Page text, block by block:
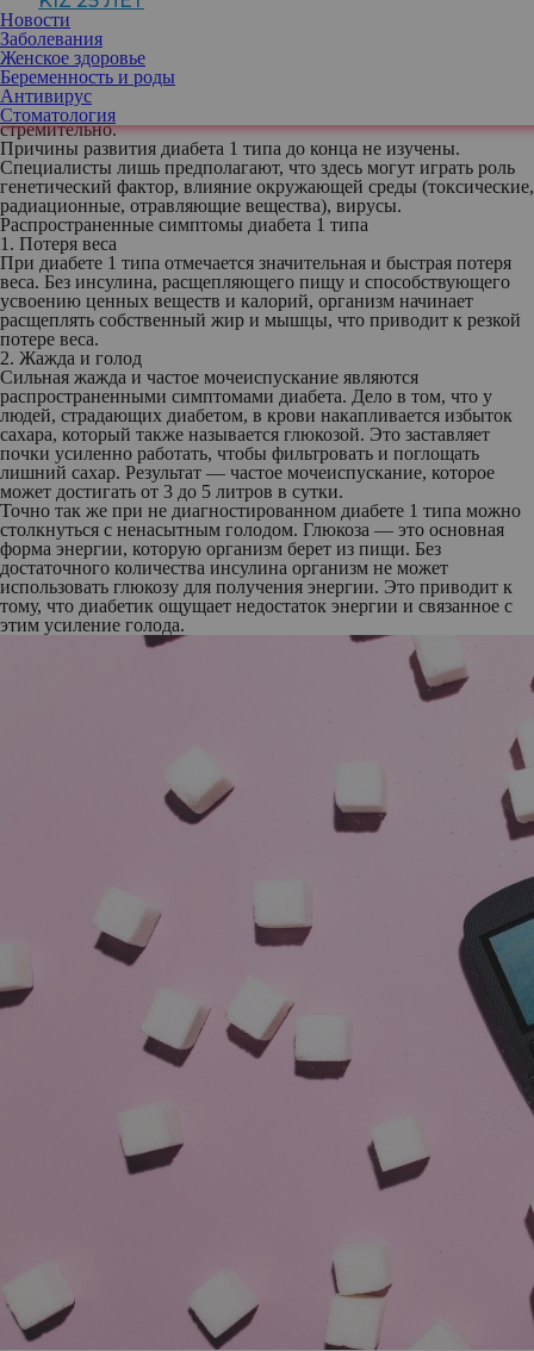
Новости
Заболевания
Женское здоровье
Беременность и роды
Антивирус
Стоматология
необходимого уровня этого важного гормона.
Важно, чтобы люди всех возрастов знали симптомы диабета 1
типа. Специалисты утверждают, что бывают случаи, когда
человек считает, что у него анорексия, ипохондрия, депрессия,
вирус, но на самом деле все дело в сахаре. И здесь важно не
терять время, так как этот тип диабета, как правило, развивается
стремительно.
Причины развития диабета 1 типа до конца не изучены.
Специалисты лишь предполагают, что здесь могут играть роль
генетический фактор, влияние окружающей среды (токсические,
радиационные, отравляющие вещества), вирусы.
Распространенные симптомы диабета 1 типа
1. Потеря веса
При диабете 1 типа отмечается значительная и быстрая потеря
веса. Без инсулина, расщепляющего пищу и способствующего
усвоению ценных веществ и калорий, организм начинает
расщеплять собственный жир и мышцы, что приводит к резкой
потере веса.
2. Жажда и голод
Сильная жажда и частое мочеиспускание являются
распространенными симптомами диабета. Дело в том, что у
людей, страдающих диабетом, в крови накапливается избыток
сахара, который также называется глюкозой. Это заставляет
почки усиленно работать, чтобы фильтровать и поглощать
лишний сахар. Результат — частое мочеиспускание, которое
может достигать от 3 до 5 литров в сутки.
Точно так же при не диагностированном диабете 1 типа можно
столкнуться с ненасытным голодом. Глюкоза — это основная
форма энергии, которую организм берет из пищи. Без
достаточного количества инсулина организм не может
использовать глюкозу для получения энергии. Это приводит к
тому, что диабетик ощущает недостаток энергии и связанное с
этим усиление голода.